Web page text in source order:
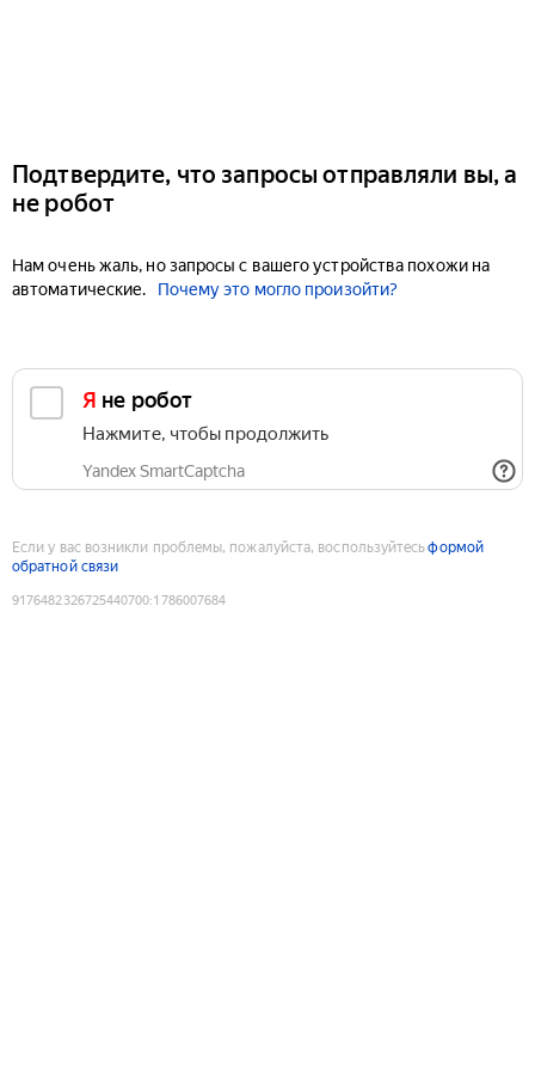
Подтвердите, что запросы отправляли вы, а
не робот
Нам очень жаль, но запросы с вашего устройства похожи на
автоматические.
Почему это могло произойти?
Я не робот
Нажмите, чтобы продолжить
Yandex SmartCaptcha
Если у вас возникли проблемы, пожалуйста, воспользуйтесьформой
обратной связи
9176482326725440700:1786007684